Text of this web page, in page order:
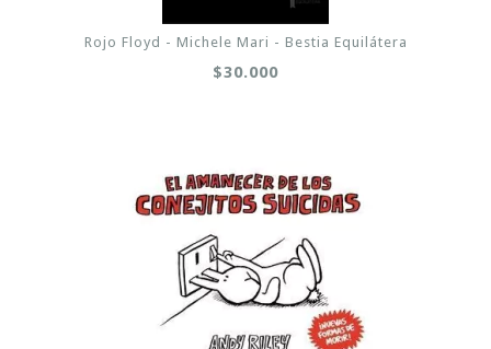
Rojo Floyd - Michele Mari - Bestia Equilátera
$30.000